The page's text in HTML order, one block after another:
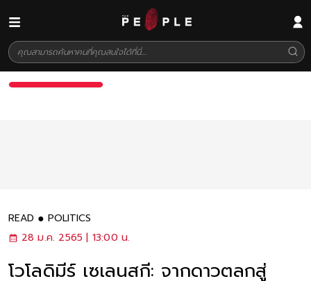
READ
POLITICS
28 ม.ค. 2565 | 13:00 น.
โวโลดิมีร์ เซเลนสกี: จากดาวตลกสู่